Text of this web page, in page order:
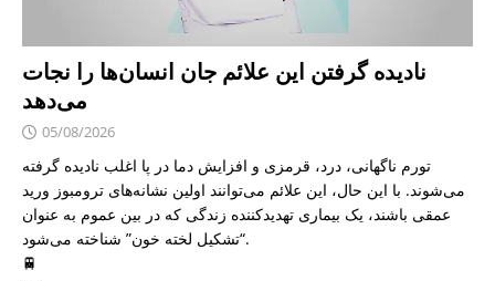
نادیده گرفتن این علائم جان انسان‌ها را نجات
می‌دهد
05/08/2026
تورم ناگهانی، درد، قرمزی و افزایش دما در پا اغلب نادیده گرفته
می‌شوند. با این حال، این علائم می‌توانند اولین نشانه‌های ترومبوز ورید
عمقی باشند، یک بیماری تهدیدکننده زندگی که در بین عموم به عنوان
“تشکیل لخته خون” شناخته می‌شود.
🚆